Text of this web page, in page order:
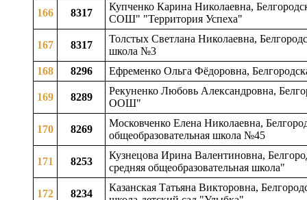
166 8317
Купченко Карина Николаевна,
СОШ" "Территория Успеха"
167 8317
Толстых Светлана Николаевна,
школа №3
168
8296 Ефременко Ольга Фёдоровна,
169 8289
Рекуненко Любовь Александровна,
ООШ"
170 8269
Московченко Елена Николаевна,
общеобразовательная школа №45
171 8253
Кузнецова Ирина Валентиновна,
средняя общеобразовательная школа"
172 8234
Казанская Татьяна Викторовна,